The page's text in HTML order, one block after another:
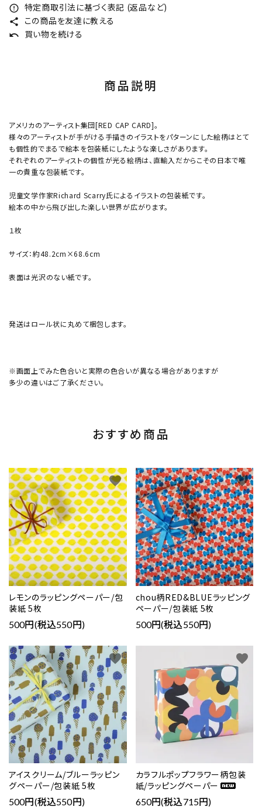
error_outline 特定商取引法に基づく表記 (返品など)
share この商品を友達に教える
undo 買い物を続ける
商品説明
アメリカのアーティスト集団[RED CAP CARD]。
様々のアーティストが手がける手描きのイラストをパターンにした絵柄はとて
も個性的でまるで絵本を包装紙にしたような楽しさがあります。
それぞれのアーティストの個性が光る絵柄は、直輸入だからこその日本で唯
一の貴重な包装紙です。
児童文学作家Richard Scarry氏によるイラストの包装紙です。
絵本の中から飛び出した楽しい世界が広がります。
１枚
サイズ：約48.2cm×68.6cm
表面は光沢のない紙です。
発送はロール状に丸めて梱包します。
※画面上でみた色合いと実際の色合いが異なる場合がありますが
多少の違いはご了承ください。
おすすめ商品
レモンのラッピングペーパー/包
装紙 5枚
500円(税込550円)
favorite
chou柄RED&BLUEラッピング
ペーパー/包装紙 5枚
500円(税込550円)
favorite
アイスクリーム/ブルーラッピン
グペーパー/包装紙 5枚
500円(税込550円)
favorite
カラフルポップフラワー柄包装
紙/ラッピングペーパー
650円(税込715円)
favorite